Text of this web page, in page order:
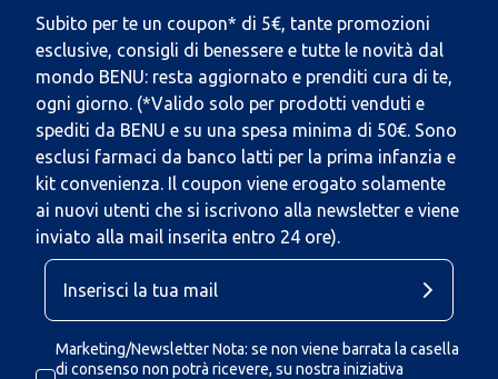
Subito per te un coupon* di 5€, tante promozioni
esclusive, consigli di benessere e tutte le novità dal
mondo BENU: resta aggiornato e prenditi cura di te,
ogni giorno. (*Valido solo per prodotti venduti e
spediti da BENU e su una spesa minima di 50€. Sono
esclusi farmaci da banco latti per la prima infanzia e
kit convenienza. Il coupon viene erogato solamente
ai nuovi utenti che si iscrivono alla newsletter e viene
inviato alla mail inserita entro 24 ore).
Marketing/Newsletter Nota: se non viene barrata la casella
di consenso non potrà ricevere, su nostra iniziativa